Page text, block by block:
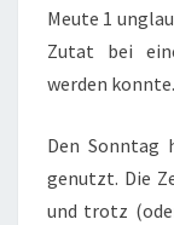
Meute 1
Zutat bei
werden konnte.
Den Sonntag
genutzt. Die
und trotz